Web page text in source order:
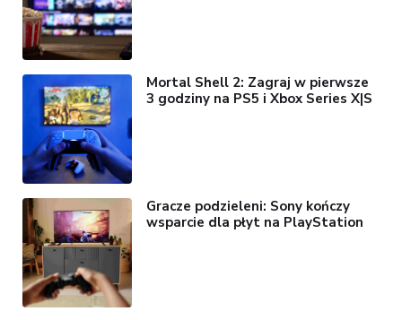
Mortal Shell 2: Zagraj w pierwsze
3 godziny na PS5 i Xbox Series X|S
Gracze podzieleni: Sony kończy
wsparcie dla płyt na PlayStation